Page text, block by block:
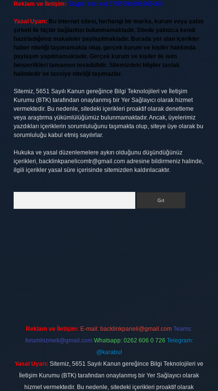
Reklam ve İletişim: Skype: live:.cid.575569c608265c69
Yasal Uyarı: Bu internet sitesi, herhangi bir marka, kurum veya şahıs
şirketi ile hiçbir bağlantısı bulunmamaktadır. Sitede yalnızca kendi
hazırladığımız makaleler paylaşılmaktadır. Burada yer alan içerikler
haber niteliği taşımamakta olup, gerçek kurum ve kişiler hakkında
paylaşım yapılmamaktadır. Gerçek kurum ve kişiler ile isim
benzerlikleri tamamen tesadüfidir. Sitemizdeki bilgiler taslak
halindedir ve tavsiye niteliği taşımazlar.
Sitemiz, 5651 Sayılı Kanun gereğince Bilgi Teknolojileri ve İletişim
Kurumu (BTK) tarafından onaylanmış bir Yer Sağlayıcı olarak hizmet
vermektedir. Bu nedenle, sitedeki içerikleri proaktif olarak denetleme
veya araştırma yükümlülüğümüz bulunmamaktadır. Ancak, üyelerimiz
yazdıkları içeriklerin sorumluluğunu taşımakta olup, siteye üye olarak bu
sorumluluğu kabul etmiş sayılırlar.
Hukuka ve yasal düzenlemelere aykırı olduğunu düşündüğünüz
içerikleri, backlinkpanelicomtr@gmail.com adresine bildirmeniz halinde,
ilgili içerikler yasal süre içerisinde sitemizden kaldırılacaktır.
Reklam ve İletişim: E-mail: backlinkpaneli@gmail.com Teams:
forumhizmeti@gmail.com Whatsapp: 0262 606 0 726 Telegram:
@karabul
Yasal Uyarı: Sitemiz, 5651 Sayılı Kanun gereğince Bilgi Teknolojileri ve
İletişim Kurumu (BTK) tarafından onaylanmış bir Yer Sağlayıcı olarak
hizmet vermektedir. Bu nedenle, sitedeki içerikleri proaktif olarak